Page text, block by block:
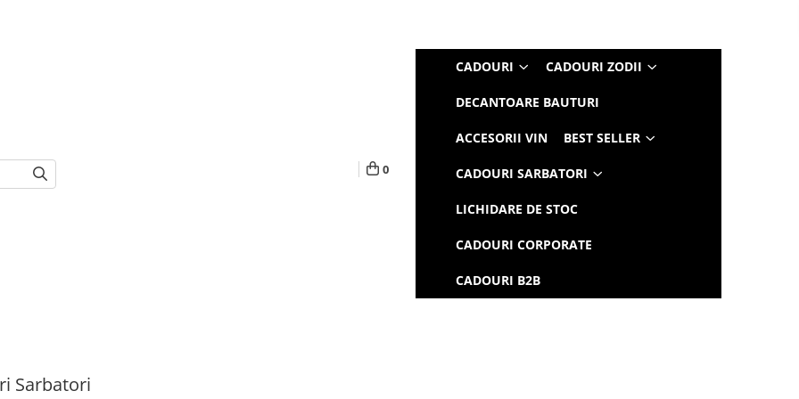
0
CADOURI CADOURI ZODII
DECANTOARE BAUTURI
ACCESORII VIN BEST SELLER
CADOURI SARBATORI
LICHIDARE DE STOC
CADOURI CORPORATE
CADOURI B2B
Sarbatori